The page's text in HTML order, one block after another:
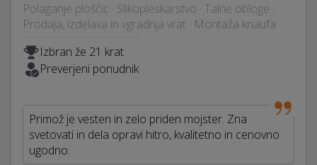
Polaganje ploščic · Slikopleskarstvo · Talne obloge ·
Prodaja, izdelava in vgradnja vrat · Montaža knaufa
Izbran že 21 krat
Preverjeni ponudnik
Primož je vesten in zelo priden mojster. Zna
svetovati in dela opravi hitro, kvalitetno in cenovno
ugodno.